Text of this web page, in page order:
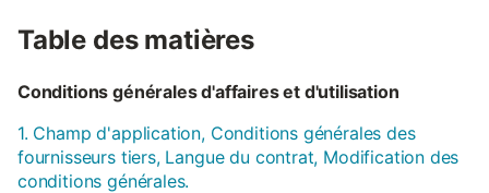
Table des matières
Conditions générales d'affaires et d'utilisation
1. Champ d'application, Conditions générales des
fournisseurs tiers, Langue du contrat, Modification des
conditions générales.